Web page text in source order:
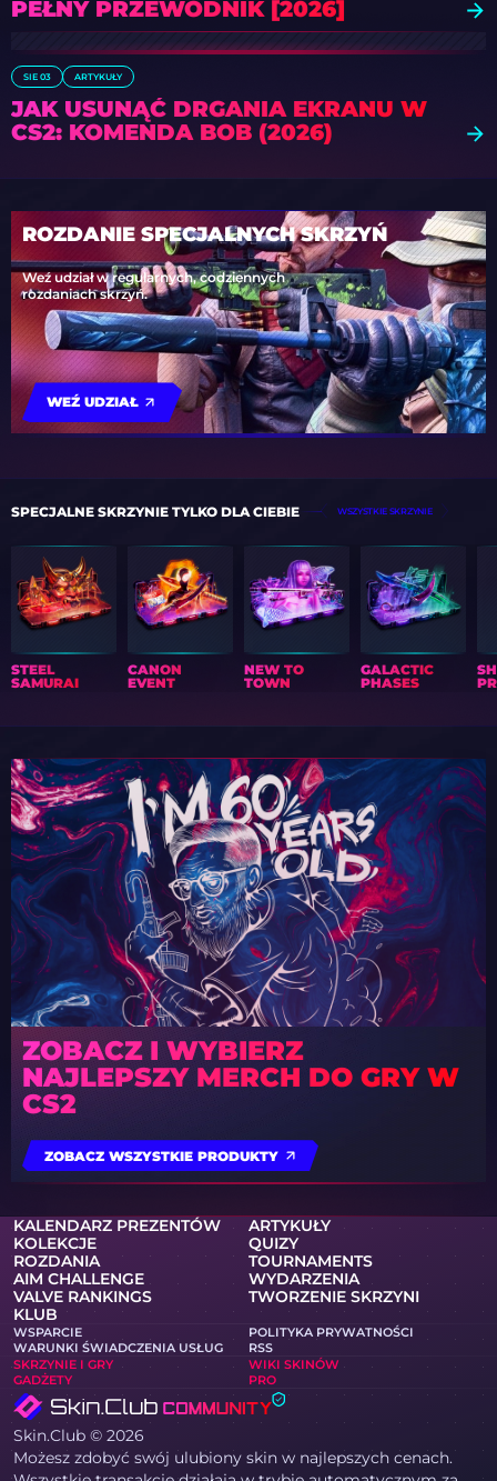
PEŁNY PRZEWODNIK [2026]
SIE 03 ARTYKUŁY
JAK USUNĄĆ DRGANIA EKRANU W
CS2: KOMENDA BOB (2026)
ROZDANIE SPECJALNYCH SKRZYŃ
Weź udział w regularnych, codziennych
rozdaniach skrzyń.
WEŹ UDZIAŁ
SPECJALNE SKRZYNIE TYLKO DLA CIEBIE WSZYSTKIE SKRZYNIE
STEEL
SAMURAI
CANON
EVENT
NEW TO
TOWN
GALACTIC
PHASES
ZOBACZ I WYBIERZ
NAJLEPSZY MERCH DO GRY W
CS2
ZOBACZ WSZYSTKIE PRODUKTY
KALENDARZ PREZENTÓW
ARTYKUŁY
KOLEKCJE
QUIZY
ROZDANIA
TOURNAMENTS
AIM CHALLENGE
WYDARZENIA
VALVE RANKINGS
TWORZENIE SKRZYNI
KLUB
WSPARCIE
POLITYKA PRYWATNOŚCI
WARUNKI ŚWIADCZENIA USŁUG
RSS
SKRZYNIE I GRY
WIKI SKINÓW
GADŻETY
PRO
Skin.Club © 2026
Możesz zdobyć swój ulubiony skin w najlepszych cenach.